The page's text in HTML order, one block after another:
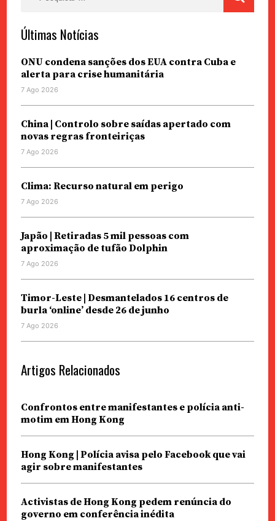
Últimas Notícias
ONU condena sanções dos EUA contra Cuba e
alerta para crise humanitária
7 Ago 2026
China | Controlo sobre saídas apertado com
novas regras fronteiriças
7 Ago 2026
Clima: Recurso natural em perigo
7 Ago 2026
Japão | Retiradas 5 mil pessoas com
aproximação de tufão Dolphin
7 Ago 2026
Timor-Leste | Desmantelados 16 centros de
burla ‘online’ desde 26 de junho
7 Ago 2026
Artigos Relacionados
Confrontos entre manifestantes e polícia anti-
motim em Hong Kong
Hong Kong | Polícia avisa pelo Facebook que vai
agir sobre manifestantes
Activistas de Hong Kong pedem renúncia do
governo em conferência inédita